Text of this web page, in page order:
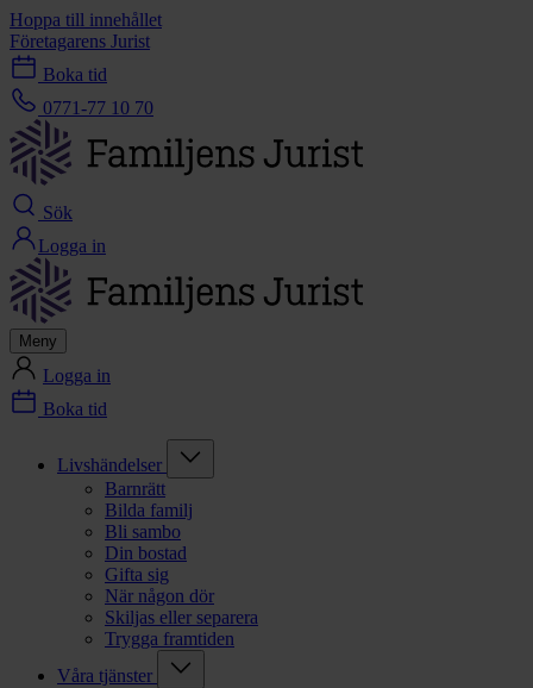
Hoppa till innehållet
Företagarens Jurist
Boka tid
0771-77 10 70
Sök
Logga in
Meny
Logga in
Boka tid
Livshändelser
Barnrätt
Bilda familj
Bli sambo
Din bostad
Gifta sig
När någon dör
Skiljas eller separera
Trygga framtiden
Våra tjänster